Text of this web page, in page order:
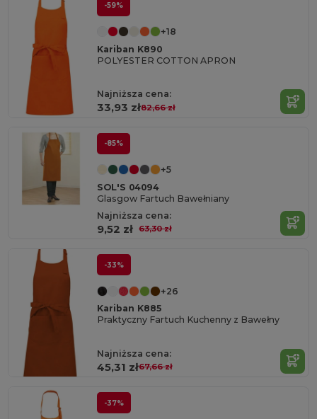
-59%
+18
Kariban K890
POLYESTER COTTON APRON
Najniższa cena:
33,93 zł82,66 zł
-85%
+5
SOL'S 04094
Glasgow Fartuch Bawełniany
Najniższa cena:
9,52 zł 63,30 zł
-33%
+26
Kariban K885
Praktyczny Fartuch Kuchenny z Bawełny
Najniższa cena:
45,31 zł67,66 zł
-37%